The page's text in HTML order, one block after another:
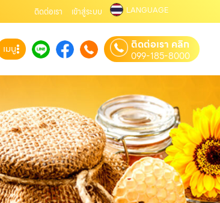
ติดต่อเรา เข้าสู่ระบบ LANGUAGE
เมนู ติดต่อเรา คลิก
099-185-8000